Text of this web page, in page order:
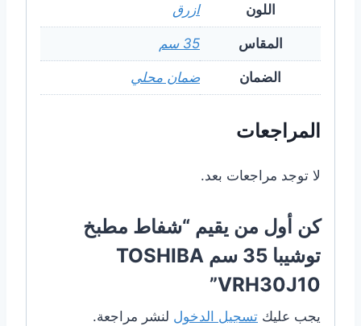
اللون ازرق
المقاس 35 سم
الضمان ضمان محلي
المراجعات
لا توجد مراجعات بعد.
كن أول من يقيم “شفاط مطبخ
توشيبا 35 سم TOSHIBA
VRH30J10”
يجب عليك تسجيل الدخول لنشر مراجعة.